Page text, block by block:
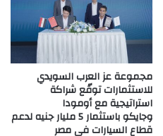
مجموعة عز العرب السويدي
للاستثمارات توقّع شراكة
استراتيجية مع أومودا
وجايكو باستثمار 5 مليار جنيه لدعم
قطاع السيارات في مصر